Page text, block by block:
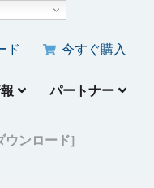
ド 今すぐ購入
パートナー
ウンロード]